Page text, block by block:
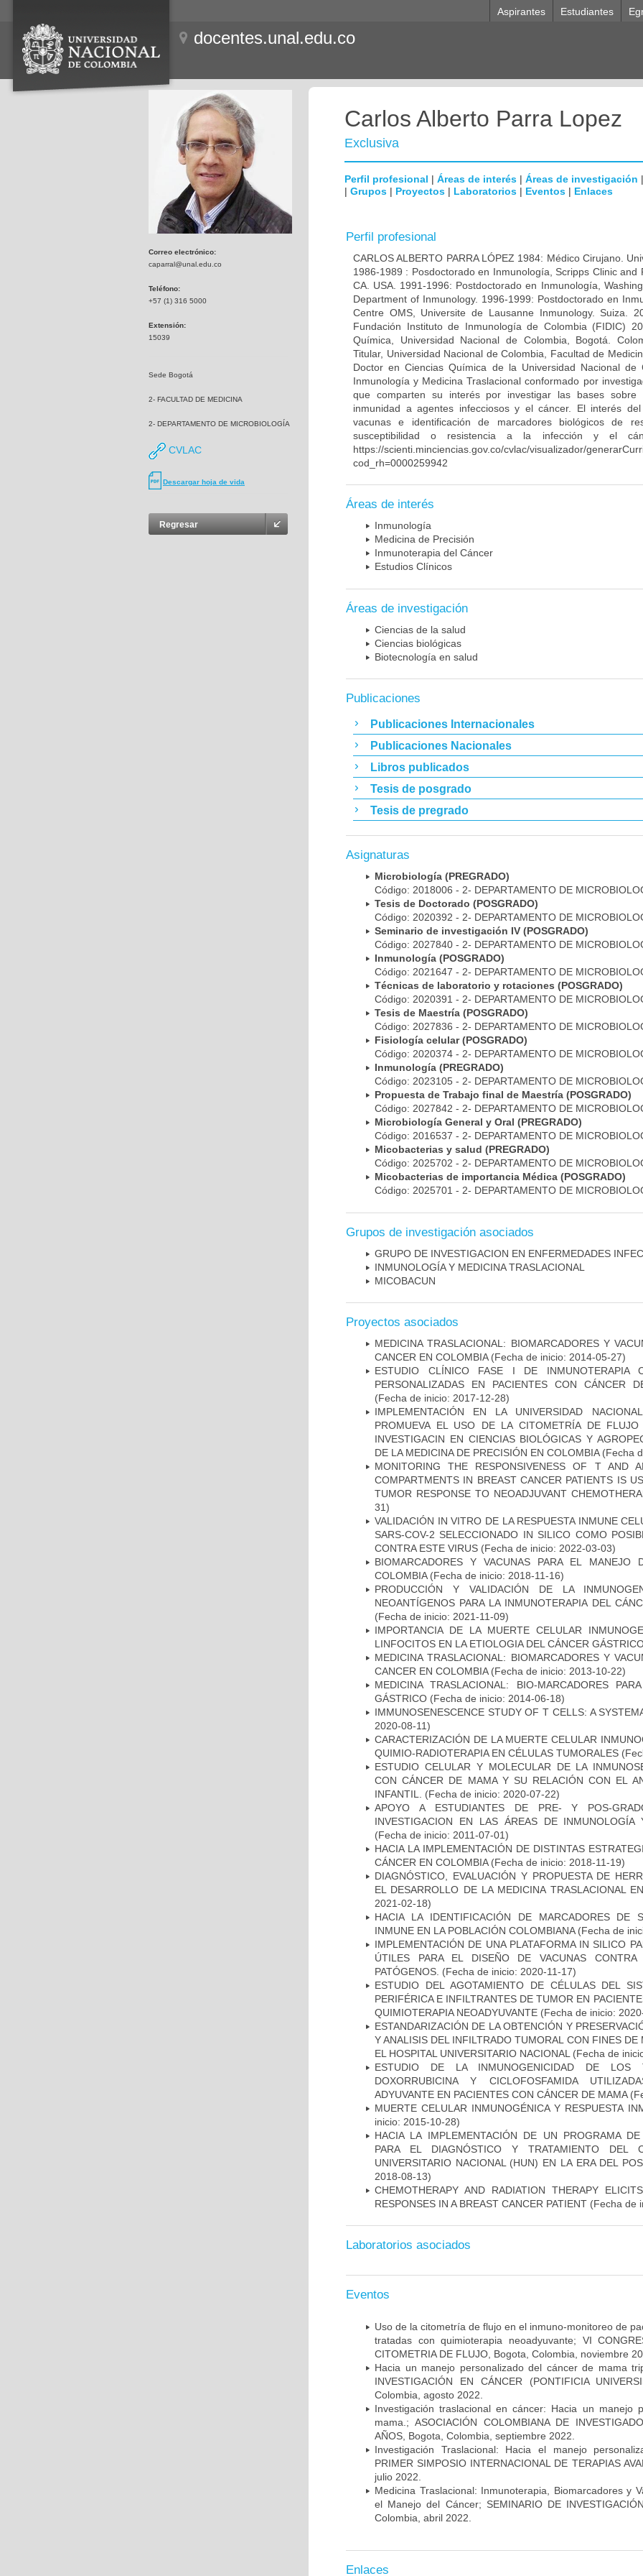
Aspirantes Estudiantes
docentes.unal.edu.co
Correo electrónico:
caparral@unal.edu.co
Teléfono:
+57 (1) 316 5000
Extensión:
15039
Sede Bogotá
2- FACULTAD DE MEDICINA
2- DEPARTAMENTO DE MICROBIOLOGÍA
CVLAC
Descargar hoja de vida
Regresar
Carlos Alberto Parra Lopez
Exclusiva
Perfil profesional | Áreas de interés | Áreas de investigación |
| Grupos | Proyectos | Laboratorios | Eventos | Enlaces
Perfil profesional
CARLOS ALBERTO PARRA LÓPEZ 1984: Médico Cirujano.
1986-1989 : Posdoctorado en Inmunología, Scripps Clinic and
CA. USA. 1991-1996: Postdoctorado en Inmunología,
Department of Inmunology. 1996-1999: Postdoctorado en
Centre OMS, Universite de Lausanne Inmunology. Suiza.
Fundación Instituto de Inmunología de Colombia (FIDIC)
Química, Universidad Nacional de Colombia, Bogotá.
Titular, Universidad Nacional de Colombia, Facultad de
Doctor en Ciencias Química de la Universidad Nacional
Inmunología y Medicina Traslacional conformado por
que comparten su interés por investigar las bases sobre
inmunidad a agentes infecciosos y el cáncer. El interés
vacunas e identificación de marcadores biológicos de
susceptibilidad o resistencia a la infección y el
https://scienti.minciencias.gov.co/cvlac/visualizador/
cod_rh=0000259942
Áreas de interés
Inmunología
Medicina de Precisión
Inmunoterapia del Cáncer
Estudios Clínicos
Áreas de investigación
Ciencias de la salud
Ciencias biológicas
Biotecnología en salud
Publicaciones
Publicaciones Internacionales
Publicaciones Nacionales
Libros publicados
Tesis de posgrado
Tesis de pregrado
Asignaturas
Microbiología (PREGRADO)
Código: 2018006 - 2- DEPARTAMENTO DE
Tesis de Doctorado (POSGRADO)
Código: 2020392 - 2- DEPARTAMENTO DE
Seminario de investigación IV (POSGRADO)
Código: 2027840 - 2- DEPARTAMENTO DE
Inmunología (POSGRADO)
Código: 2021647 - 2- DEPARTAMENTO DE
Técnicas de laboratorio y rotaciones (POSGRADO)
Código: 2020391 - 2- DEPARTAMENTO DE
Tesis de Maestría (POSGRADO)
Código: 2027836 - 2- DEPARTAMENTO DE
Fisiología celular (POSGRADO)
Código: 2020374 - 2- DEPARTAMENTO DE
Inmunología (PREGRADO)
Código: 2023105 - 2- DEPARTAMENTO DE
Propuesta de Trabajo final de Maestría (POSGRADO)
Código: 2027842 - 2- DEPARTAMENTO DE
Microbiología General y Oral (PREGRADO)
Código: 2016537 - 2- DEPARTAMENTO DE
Micobacterias y salud (PREGRADO)
Código: 2025702 - 2- DEPARTAMENTO DE
Micobacterias de importancia Médica (POSGRADO)
Código: 2025701 - 2- DEPARTAMENTO DE
Grupos de investigación asociados
GRUPO DE INVESTIGACION EN ENFERMEDADES
INMUNOLOGÍA Y MEDICINA TRASLACIONAL
MICOBAC­UN
Proyectos asociados
MEDICINA TRASLACIONAL: BIOMARCADORES Y
CANCER EN COLOMBIA(Fecha de inicio: 2014-05-27)
ESTUDIO CLÍNICO FASE I DE INMUNOTERAPIA
PERSONALIZADAS EN PACIENTES CON CÁNCER
(Fecha de inicio: 2017-12-28)
IMPLEMENTACIÓN EN LA UNIVERSIDAD
PROMUEVA EL USO DE LA CITOMETRÍA DE FLUJO
INVESTIGACIN EN CIENCIAS BIOLÓGICAS Y
DE LA MEDICINA DE PRECISIÓN EN COLOMBIA(Fecha
MONITORING THE RESPONSIVENESS OF T AND
COMPARTMENTS IN BREAST CANCER PATIENTS IS
TUMOR RESPONSE TO NEOADJUVANT
31)
VALIDACIÓN IN VITRO DE LA RESPUESTA INMUNE
SARS-COV-2 SELECCIONADO IN SILICO COMO
CONTRA ESTE VIRUS (Fecha de inicio: 2022-03-03)
BIOMARCADORES Y VACUNAS PARA EL MANEJO
COLOMBIA(Fecha de inicio: 2018-11-16)
PRODUCCIÓN Y VALIDACIÓN DE LA
NEOANTÍGENOS PARA LA INMUNOTERAPIA DEL
(Fecha de inicio: 2021-11-09)
IMPORTANCIA DE LA MUERTE CELULAR
LINFOCITOS EN LA ETIOLOGIA DEL CÁNCER
MEDICINA TRASLACIONAL: BIOMARCADORES Y
CANCER EN COLOMBIA(Fecha de inicio: 2013-10-22)
MEDICINA TRASLACIONAL: BIO-MARCADORES
GÁSTRICO (Fecha de inicio: 2014-06-18)
IMMUNOSENESCENCE STUDY OF T CELLS: A
2020-08-11)
CARACTERIZACIÓN DE LA MUERTE CELULAR
QUIMIO-RADIOTERAPIA EN CÉLULAS TUMORALES
ESTUDIO CELULAR Y MOLECULAR DE LA
CON CÁNCER DE MAMA Y SU RELACIÓN CON EL
INFANTIL.
(Fecha de inicio: 2020-07-22)
APOYO A ESTUDIANTES DE PRE- Y POS-
INVESTIGACION EN LAS ÁREAS DE INMUNOLOGÍA
(Fecha de inicio: 2011-07-01)
HACIA LA IMPLEMENTACIÓN DE DISTINTAS
CÁNCER EN COLOMBIA(Fecha de inicio: 2018-11-19)
DIAGNÓSTICO, EVALUACIÓN Y PROPUESTA DE
EL DESARROLLO DE LA MEDICINA TRASLACIONAL
2021-02-18)
HACIA LA IDENTIFICACIÓN DE MARCADORES DE
INMUNE EN LA POBLACIÓN COLOMBIANA(Fecha de
IMPLEMENTACIÓN DE UNA PLATAFORMA IN SILICO
ÚTILES PARA EL DISEÑO DE VACUNAS
PATÓGENOS. (Fecha de inicio: 2020-11-17)
ESTUDIO DEL AGOTAMIENTO DE CÉLULAS DEL
PERIFÉRICA E INFILTRANTES DE TUMOR EN
QUIMIOTERAPIA NEOADYUVANTE (Fecha de inicio:
ESTANDARIZACIÓN DE LA OBTENCIÓN Y
Y ANALISIS DEL INFILTRADO TUMORAL CON FINES DE
EL HOSPITAL UNIVERSITARIO NACIONAL (Fecha de
ESTUDIO DE LA INMUNOGENICIDAD DE LOS
DOXORRUBICINA Y CICLOFOSFAMIDA
ADYUVANTE EN PACIENTES CON CÁNCER DE MAMA
MUERTE CELULAR INMUNOGÉNICA Y RESPUESTA
inicio: 2015-10-28)
HACIA LA IMPLEMENTACIÓN DE UN PROGRAMA
PARA EL DIAGNÓSTICO Y TRATAMIENTO DEL
UNIVERSITARIO NACIONAL (HUN) EN LA ERA DEL
2018-08-13)
CHEMOTHERAPY AND RADIATION THERAPY
RESPONSES IN A BREAST CANCER PATIENT (Fecha de
Laboratorios asociados
Eventos
Uso de la citometría de flujo en el inmuno-monitoreo de
tratadas con quimioterapia neoadyuvante; VI
CITOMETRIA DE FLUJO, Bogota, Colombia, noviembre
Hacia un manejo personalizado del cáncer de mama
INVESTIGACIÓN EN CÁNCER (PONTIFICIA
Colombia, agosto 2022.
Investigación traslacional en cáncer: Hacia un manejo
mama.; ASOCIACIÓN COLOMBIANA DE
AÑOS, Bogota, Colombia, septiembre 2022.
Investigación Traslacional: Hacia el manejo
PRIMER SIMPOSIO INTERNACIONAL DE TERAPIAS
julio 2022.
Medicina Traslacional: Inmunoterapia, Biomarcadores y
el Manejo del Cáncer; SEMINARIO DE
Colombia, abril 2022.
Enlaces